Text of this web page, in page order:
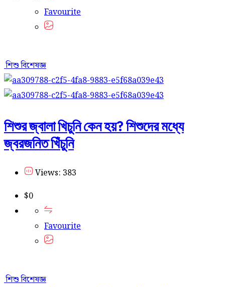
Favourite
শিশু বিশেষজ্ঞ
শিশুর জ্বালা খিচুনি কেন হয়? শিশুদের মধ্যে
জ্বরজনিত খিঁচুনি
Views: 383
$0
Favourite
শিশু বিশেষজ্ঞ